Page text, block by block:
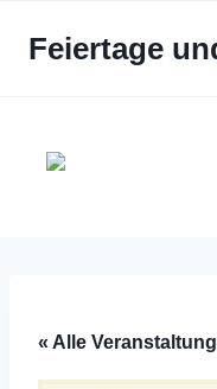
InhaltFeiertage
« Alle